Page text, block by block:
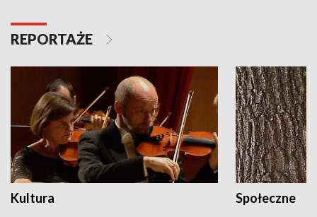
REPORTAŻE
Kultura Społeczne